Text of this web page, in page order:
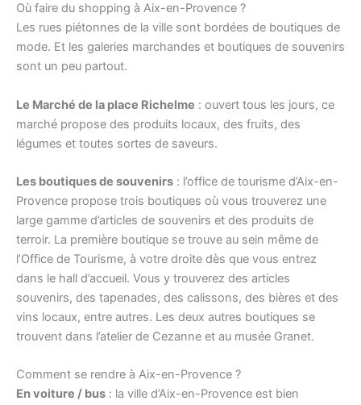
Où faire du shopping à Aix-en-Provence ?
Les rues piétonnes de la ville sont bordées de boutiques de
mode. Et les galeries marchandes et boutiques de souvenirs
sont un peu partout.
Le Marché de la place Richelme : ouvert tous les jours, ce
marché propose des produits locaux, des fruits, des
légumes et toutes sortes de saveurs.
Les boutiques de souvenirs : l’office de tourisme d’Aix-en-
Provence propose trois boutiques où vous trouverez une
large gamme d’articles de souvenirs et des produits de
terroir. La première boutique se trouve au sein même de
l’Office de Tourisme, à votre droite dès que vous entrez
dans le hall d’accueil. Vous y trouverez des articles
souvenirs, des tapenades, des calissons, des bières et des
vins locaux, entre autres. Les deux autres boutiques se
trouvent dans l’atelier de Cezanne et au musée Granet.
Comment se rendre à Aix-en-Provence ?
En voiture / bus : la ville d’Aix-en-Provence est bien